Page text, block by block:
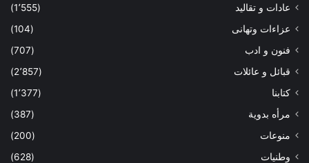
عادات و تقاليد
(1٬555)
عزاءات وتهانى
(104)
فنون و ادب
(707)
قبائل و عائلات
(2٬857)
كتابنا
(1٬377)
مرأه بدوية
(387)
منوعات
(200)
وطنيات
(628)